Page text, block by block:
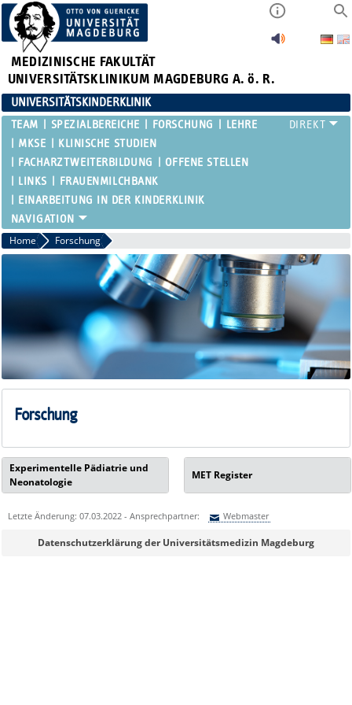
MEDIZINISCHE FAKULTÄT
UNIVERSITÄTSKLINIKUM MAGDEBURG A. ö. R.
UNIVERSITÄTSKINDERKLINIK
TEAM SPEZIALBEREICHE FORSCHUNG
LEHRE
MKSE
KLINISCHE STUDIEN
FACHARZTWEITERBILDUNG
OFFENE STELLEN
LINKS
FRAUENMILCHBANK
EINARBEITUNG IN DER KINDERKLINIK
Home Forschung
Forschung
Experimentelle Pädiatrie und
Neonatologie
MET Register
Letzte Änderung: 07.03.2022 - Ansprechpartner: Webmaster
Sie können eine Nachricht versenden an:Webmaster
Datenschutzerklärung der Universitätsmedizin Magdeburg